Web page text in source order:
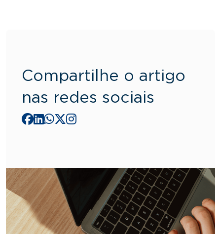
Compartilhe o artigo
nas redes sociais